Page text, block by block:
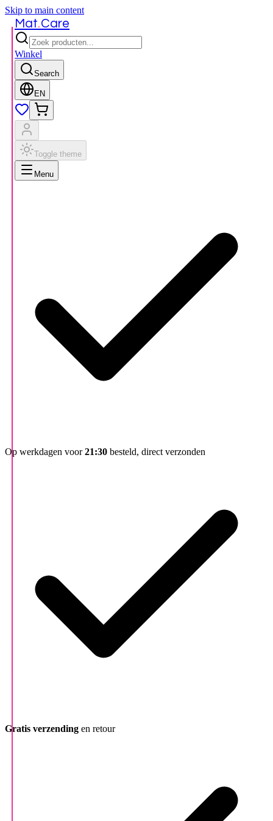
Skip to main content
Mat.Care
Winkel
Search
EN
Toggle theme
Menu
Op werkdagen voor21:30 besteld, direct verzonden
Gratis verzending en retour